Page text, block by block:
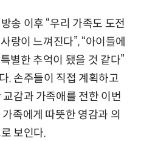
송 이후 “우리 가족도 도전
랑이 느껴진다”, “아이들에
별한 추억이 됐을 것 같다”
. 손주들이 직접 계획하고
감과 가족애를 전한 이번
족에게 따뜻한 영감과 의
보인다.